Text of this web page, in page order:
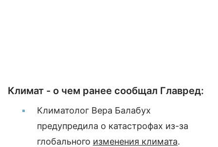
Климат - о чем ранее сообщал Главред:
Климатолог Вера Балабух
предупредила о катастрофах из-за
глобального изменения климата.